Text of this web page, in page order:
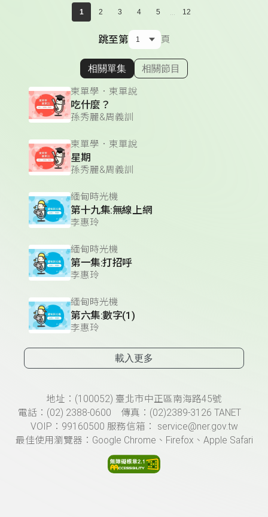
1 2 3 4 5 ... 12
跳至第 頁
顯示相關單集
相關單集 相關節目
柬單學．柬單說
吃什麼？
孫秀麗&周義訓
柬單學．柬單說
星期
孫秀麗&周義訓
緬甸時光機
第十九集:無線上網
李惠玲
緬甸時光機
第一集:打招呼
李惠玲
緬甸時光機
第六集:數字(1)
李惠玲
載入更多
頁尾資訊地址：(100052) 臺北市中正區南海路45號
電話：(02) 2388-0600 傳真：(02)2389-3126 TANET
VOIP：99160500 服務信箱： service@ner.gov.tw
最佳使用瀏覽器：Google Chrome、Firefox、Apple Safari